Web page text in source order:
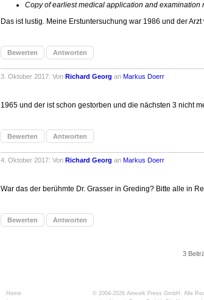
Copy of earliest medical application and examination
Das ist lustig. Meine Erstuntersuchung war 1986 und der
Bewerten Antworten
3. Oktober 2017: Von Richard Georg an Markus Doerr
1965 und der ist schon gestorben und die nächsten 3 nicht
Bewerten Antworten
4. Oktober 2017: Von Richard Georg an Markus Doerr
War das der berühmte Dr. Grasser in Greding? Bitte alle in
Bewerten Antworten
3
Home
© 2004-2026 Airwork Press GmbH . Alle